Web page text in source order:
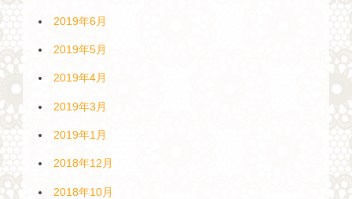
2019年6月
2019年5月
2019年4月
2019年3月
2019年1月
2018年12月
2018年10月